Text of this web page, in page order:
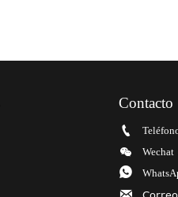
Contacto

 Wechat
